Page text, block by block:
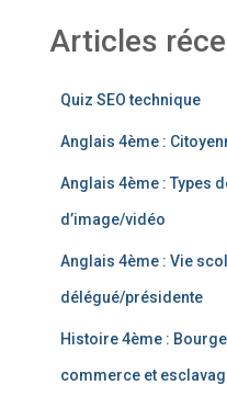
Articles
Quiz SEO technique
Anglais 4ème :
Anglais 4ème : Types
d’image/vidéo
Anglais 4ème : Vie
délégué/présidente
Histoire 4ème :
commerce et